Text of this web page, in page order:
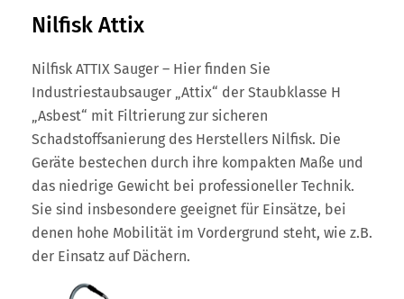
Nilfisk Attix
Nilfisk ATTIX Sauger – Hier finden Sie
Industriestaubsauger „Attix“ der Staubklasse H
„Asbest“ mit Filtrierung zur sicheren
Schadstoffsanierung des Herstellers Nilfisk. Die
Geräte bestechen durch ihre kompakten Maße und
das niedrige Gewicht bei professioneller Technik.
Sie sind insbesondere geeignet für Einsätze, bei
denen hohe Mobilität im Vordergrund steht, wie z.B.
der Einsatz auf Dächern.